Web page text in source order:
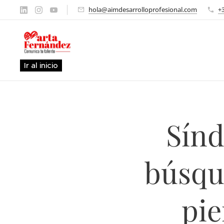
hola@aimdesarrolloprofesional.com
Ir al inicio